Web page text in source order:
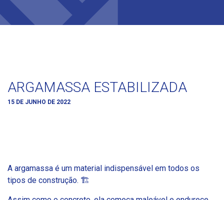
ARGAMASSA ESTABILIZADA
15 DE JUNHO DE 2022
A argamassa é um material indispensável em todos os
tipos de construção. 🏗️